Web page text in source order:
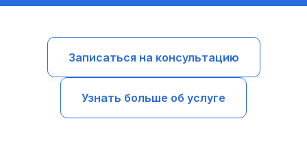
Записаться на консультацию
Узнать больше об услуге